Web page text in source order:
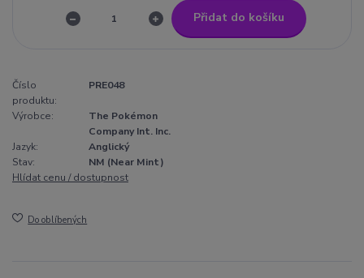
Přidat do košíku
Číslo
produktu:
PRE048
Výrobce:
The Pokémon
Company Int. Inc.
Jazyk:
Anglický
Stav:
NM (Near Mint)
Hlídat cenu / dostupnost
Do oblíbených